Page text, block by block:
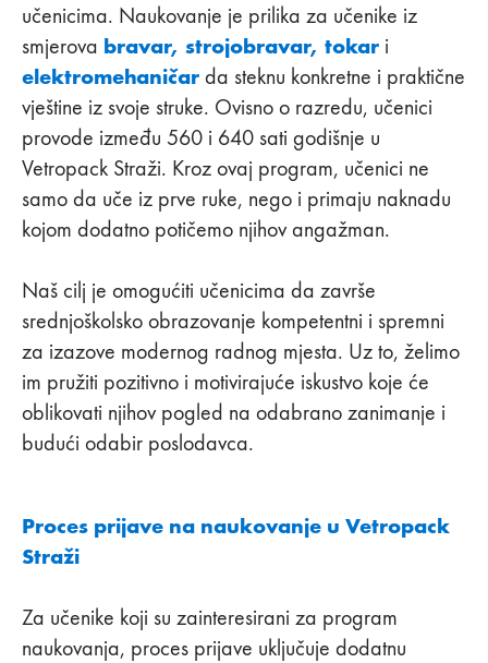
učenicima. Naukovanje je prilika za učenike iz
smjerova bravar, strojobravar, tokar i
elektromehaničar da steknu konkretne i praktične
vještine iz svoje struke. Ovisno o razredu, učenici
provode između 560 i 640 sati godišnje u
Vetropack Straži. Kroz ovaj program, učenici ne
samo da uče iz prve ruke, nego i primaju naknadu
kojom dodatno potičemo njihov angažman.
Naš cilj je omogućiti učenicima da završe
srednjoškolsko obrazovanje kompetentni i spremni
za izazove modernog radnog mjesta. Uz to, želimo
im pružiti pozitivno i motivirajuće iskustvo koje će
oblikovati njihov pogled na odabrano zanimanje i
budući odabir poslodavca.
Proces prijave na naukovanje u Vetropack
Straži
Za učenike koji su zainteresirani za program
naukovanja, proces prijave uključuje dodatnu